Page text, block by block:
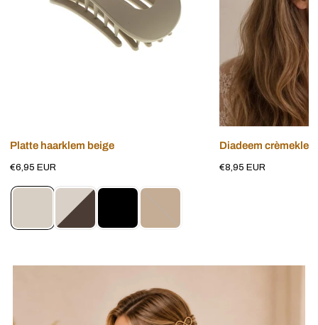
Voeg toe aan winkelwagen
Platte haarklem beige
Normale
€6,95 EUR
Voeg toe aan
Diadeem
Normale
€8,95 EUR